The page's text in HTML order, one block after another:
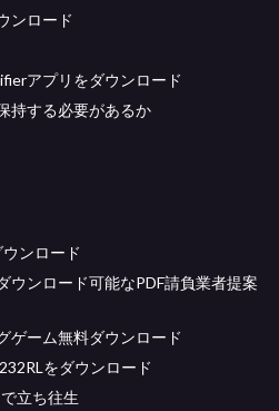
ンロード
アプリをダウンロード
持する必要があるか
ンロード
ウンロード可能なPDF請負業者提案
ゲーム無料ダウンロード
をダウンロード
立ち往生